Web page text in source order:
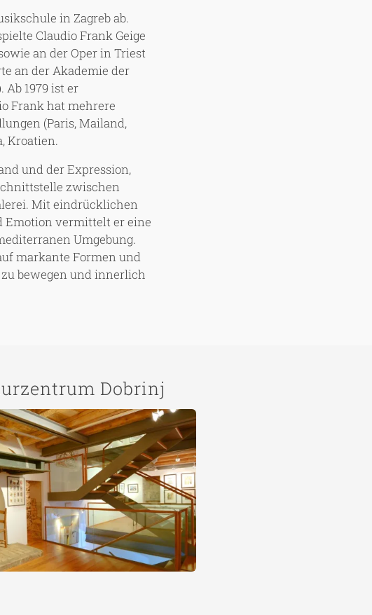
in Zagreb ab.
Claudio Frank Geige
an der Oper in Triest
an der Akademie der
1979 ist er
Frank hat mehrere
(Paris, Mailand,
Kroatien.
und der Expression,
zwischen
Mit eindrücklichen
Emotion vermittelt er eine
Umgebung.
markante Formen und
bewegen und innerlich
Dobrinj